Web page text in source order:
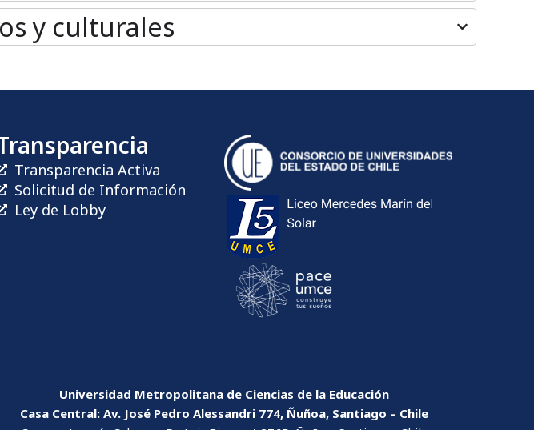
y culturales
Transparencia Activa
Solicitud de Información
Ley de Lobby
Universidad Metropolitana de Ciencias de la Educación
Casa Central: Av. José Pedro Alessandri 774, Ñuñoa, Santiago – Chile